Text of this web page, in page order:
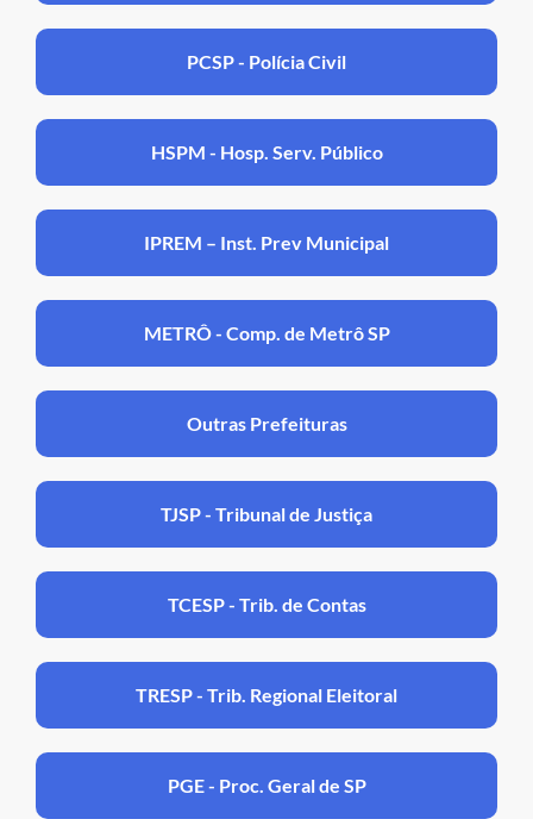
PCSP - Polícia Civil
HSPM - Hosp. Serv. Público
IPREM – Inst. Prev Municipal
METRÔ - Comp. de Metrô SP
Outras Prefeituras
TJSP - Tribunal de Justiça
TCESP - Trib. de Contas
TRESP - Trib. Regional Eleitoral
PGE - Proc. Geral de SP